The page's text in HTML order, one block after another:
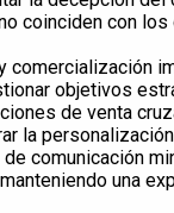
coinciden con
comercialización
objetivos
de venta
la
comunicación
una